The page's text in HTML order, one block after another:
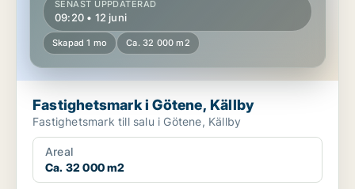
SENAST UPPDATERAD
09:20 • 12 juni
Skapad 1 mo Ca. 32 000 m2
Fastighetsmark i Götene, Källby
Fastighetsmark till salu i Götene, Källby
Areal
Ca. 32 000 m2